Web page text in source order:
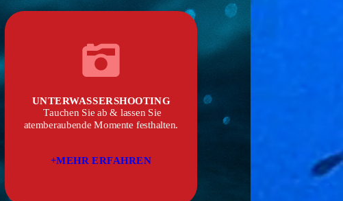
UNTERWASSER­SHOOTING
Tauchen Sie ab & lassen Sie
atemberaubende Momente festhalten.
+MEHR ERFAHREN